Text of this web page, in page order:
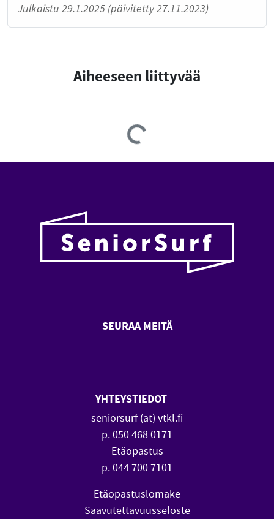
Julkaistu 29.1.2025 (päivitetty 27.11.2023)
Aiheeseen liittyvää
Loading...
SEURAA MEITÄ
YHTEYSTIEDOT
seniorsurf (at) vtkl.fi
p. 050 468 0171
Etäopastus
p. 044 700 7101
Etäopastuslomake
Saavutettavuusseloste